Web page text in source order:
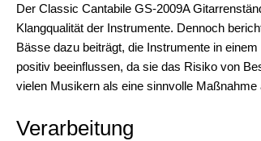
Der Classic Cantabile GS-2009A
Klangqualität der Instrumente. Dennoch
Bässe dazu beiträgt, die Instrumente in
positiv beeinflussen, da sie das Risiko von
vielen Musikern als eine sinnvolle
Verarbeitung